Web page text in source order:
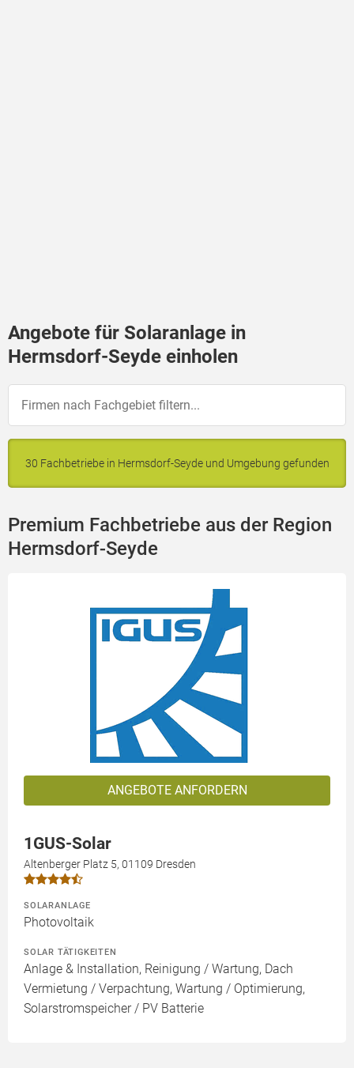
Angebote für Solaranlage in
Hermsdorf-Seyde einholen
30 Fachbetriebe in Hermsdorf-Seyde und Umgebung gefunden
Premium Fachbetriebe aus der Region
Hermsdorf-Seyde
ANGEBOTE ANFORDERN
1GUS-Solar
Altenberger Platz 5, 01109 Dresden
SOLARANLAGE
Photovoltaik
SOLAR TÄTIGKEITEN
Anlage & Installation, Reinigung / Wartung, Dach
Vermietung / Verpachtung, Wartung / Optimierung,
Solarstromspeicher / PV Batterie